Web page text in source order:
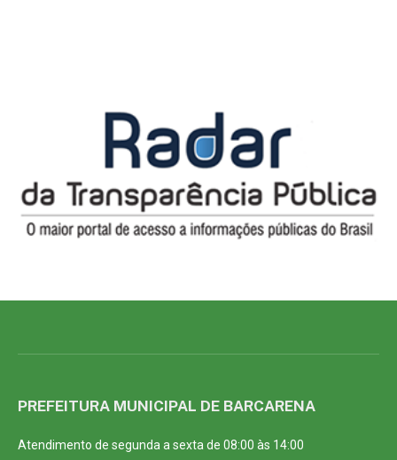
PREFEITURA MUNICIPAL DE BARCARENA
Atendimento de segunda a sexta de 08:00 às 14:00